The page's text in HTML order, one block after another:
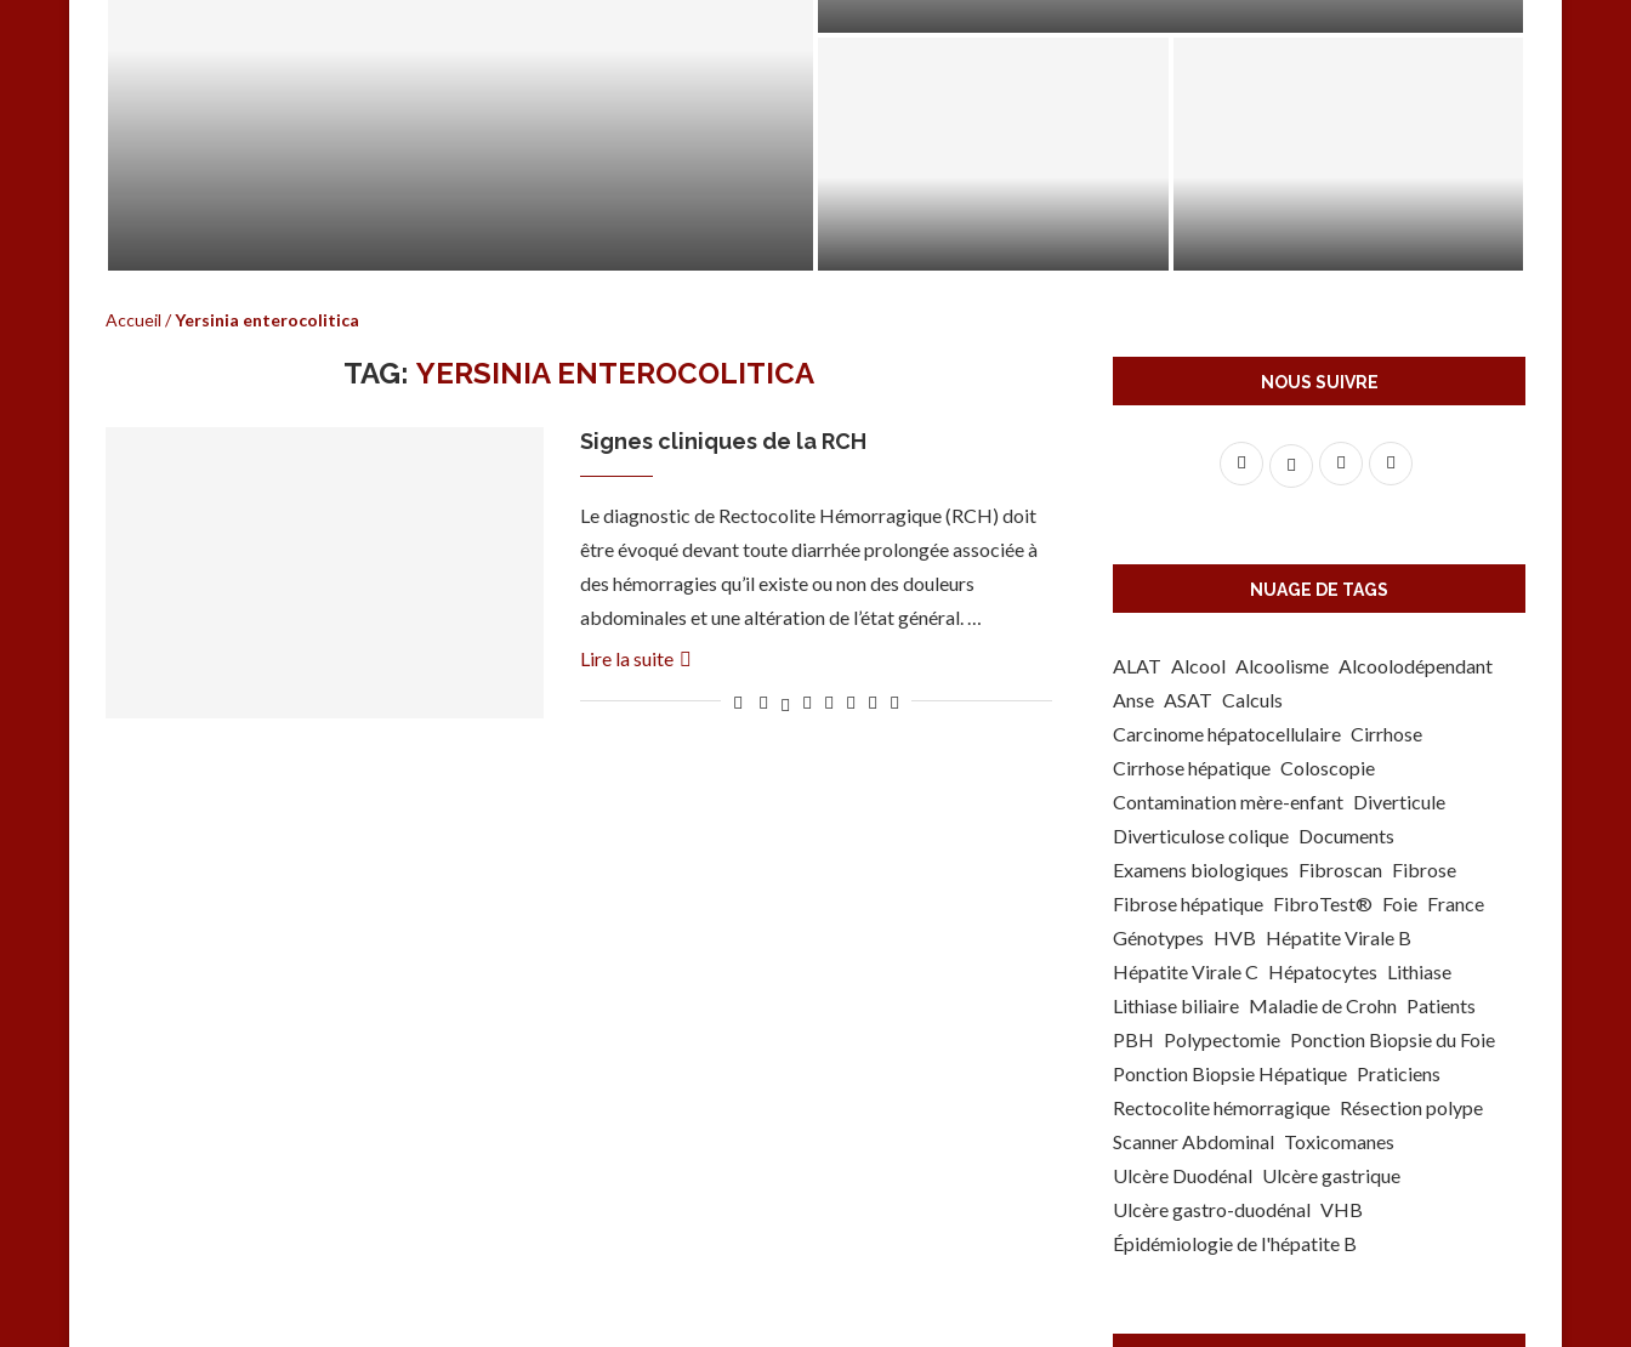
Accueil /Yersinia enterocolitica
TAG: YERSINIA ENTEROCOLITICA
Signes cliniques de la RCH
Le diagnostic de Rectocolite Hémorragique (RCH) doit
être évoqué devant toute diarrhée prolongée associée à
des hémorragies qu’il existe ou non des douleurs
abdominales et une altération de l’état général. …
Lire la suite
NOUS SUIVRE
NUAGE DE TAGS
ALAT Alcool Alcoolisme Alcoolodépendant
Anse ASAT Calculs
Carcinome hépatocellulaire Cirrhose
Cirrhose hépatique Coloscopie
Contamination mère-enfant Diverticule
Diverticulose colique Documents
Examens biologiques Fibroscan Fibrose
Fibrose hépatique FibroTest® Foie France
Génotypes HVB Hépatite Virale B
Hépatite Virale C Hépatocytes Lithiase
Lithiase biliaire Maladie de Crohn Patients
PBH Polypectomie Ponction Biopsie du Foie
Ponction Biopsie Hépatique Praticiens
Rectocolite hémorragique Résection polype
Scanner Abdominal Toxicomanes
Ulcère Duodénal Ulcère gastrique
Ulcère gastro-duodénal VHB
Épidémiologie de l'hépatite B